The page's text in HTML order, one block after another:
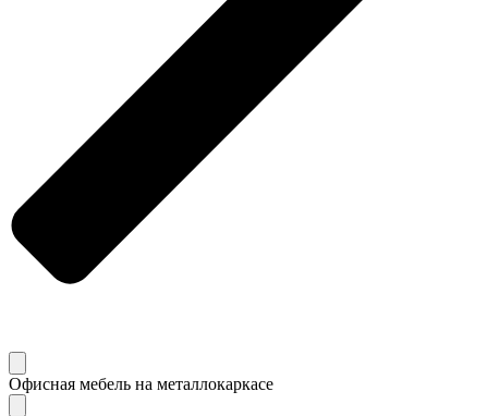
Офисная мебель на металлокаркасе